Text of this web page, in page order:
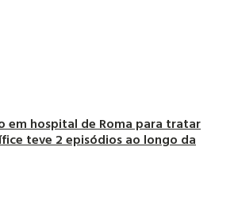
em hospital de Roma para tratar
teve 2 episódios ao longo da